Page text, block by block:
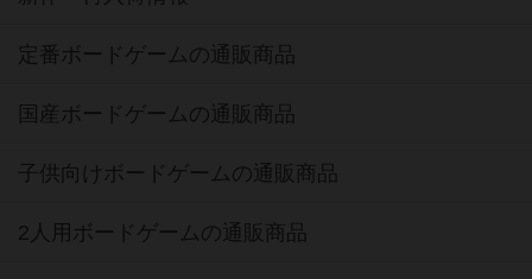
定番ボードゲームの通販商品
国産ボードゲームの通販商品
子供向けボードゲームの通販商品
2人用ボードゲームの通販商品